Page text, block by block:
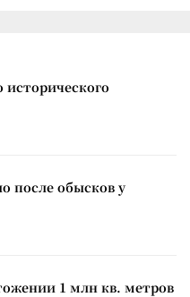
исторического
после обысков у
1 млн кв. метров